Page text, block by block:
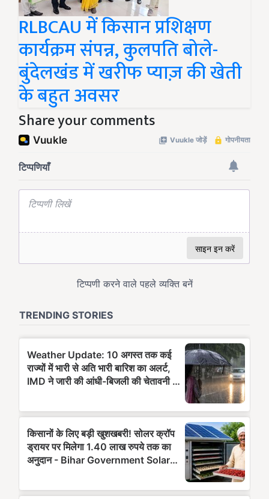
RLBCAU में किसान प्रशिक्षण
कार्यक्रम संपन्न, कुलपति बोले-
बुंदेलखंड में खरीफ प्याज़ की खेती
के बहुत अवसर
Share your comments